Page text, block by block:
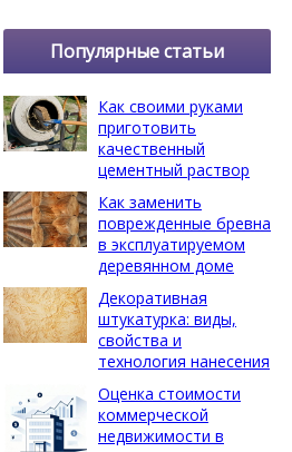
Популярные статьи
Как своими руками
приготовить
качественный
цементный раствор
Как заменить
поврежденные бревна
в эксплуатируемом
деревянном доме
Декоративная
штукатурка: виды,
свойства и
технология нанесения
Оценка стоимости
коммерческой
недвижимости в